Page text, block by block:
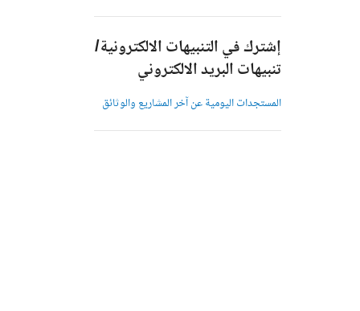
إشترك في التنبيهات الالكترونية/
تنبيهات البريد الالكتروني
المستجدات اليومية عن آخر المشاريع والوثائق